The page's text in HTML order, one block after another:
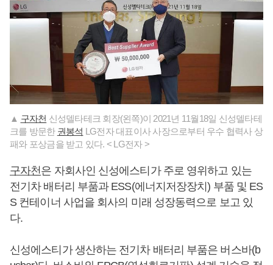
▲ 구자천 신성델타테크 회장(왼쪽)이 2021년 11월18일 신성델타테
크를 방문한 권봉석 LG전자 대표이사 사장으로부터 우수 협력사 상
패와 포상금을 받고 있다. < LG전자 >
구자천은 자회사인 신성에스티가 주로 영위하고 있는
전기차 배터리 부품과 ESS(에너지저장장치) 부품 및 ES
S 컨테이너 사업을 회사의 미래 성장동력으로 보고 있
다.
신성에스티가 생산하는 전기차 배터리 부품은 버스바(b